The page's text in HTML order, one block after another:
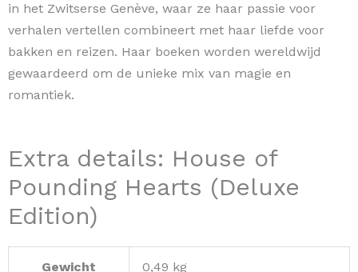
in het Zwitserse Genève, waar ze haar passie voor
verhalen vertellen combineert met haar liefde voor
bakken en reizen. Haar boeken worden wereldwijd
gewaardeerd om de unieke mix van magie en
romantiek.
Extra details: House of
Pounding Hearts (Deluxe
Edition)
Gewicht 0,49 kg